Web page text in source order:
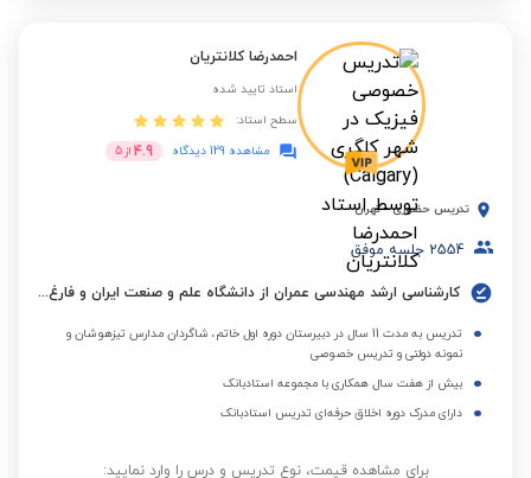
احمدرضا کلانتریان
استاد تایید شده
سطح استاد:
مشاهده 129 دیدگاه
4.9 از 5
تدریس حضوری - تهران
2554 جلسه موفق
کارشناسی ارشد مهندسی عمران از دانشگاه علم و صنعت ایران و فارغ التحصیل کارشناسی از دانشگاه امیرکبیر(پلی تکنیک)
تدریس به مدت 11 سال در دبیرستان دوره اول خاتم، شاگردان مدارس تیزهوشان و
نمونه دولتی و تدریس خصوصی
بیش از هفت سال همکاری با مجموعه استادبانک
دارای مدرک دوره اخلاق حرفه‌ای تدریس استادبانک
برای مشاهده قیمت، نوع تدریس و درس را وارد نمایید: